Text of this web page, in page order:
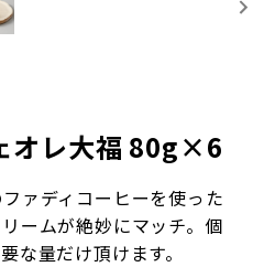
オレ大福 80g×6
ァディコーヒーを使った
ームが絶妙にマッチ。個
な量だけ頂けます。